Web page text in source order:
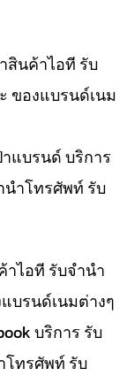
สินค้าไอที รับ
ของแบรนด์เนม
แบรนด์ บริการ
นำโทรศัพท์ รับ
าไอที รับจำนำ
บรนด์เนมต่างๆ
บริการ รับ
โทรศัพท์ รับ